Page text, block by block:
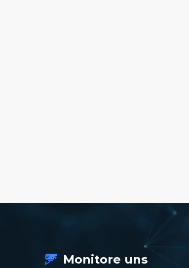
Monitore uns